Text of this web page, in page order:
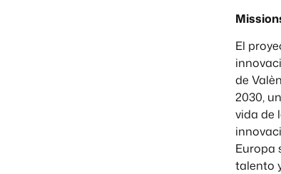
El
de
2030,
vida de
Europa
talento